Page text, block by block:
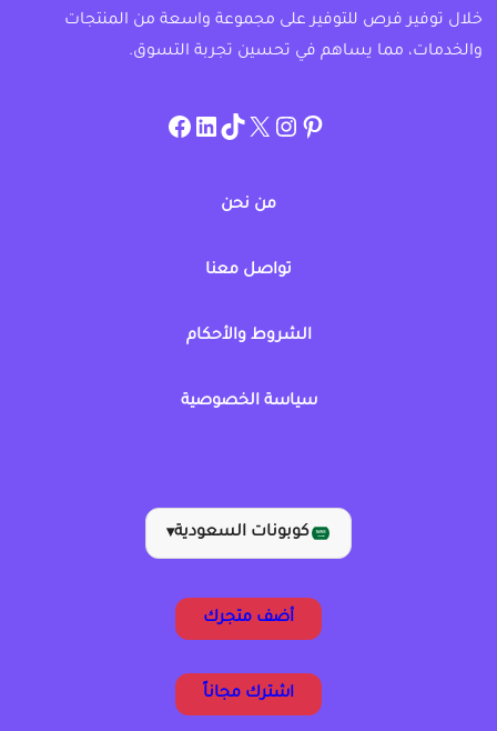
خلال توفير فرص للتوفير على مجموعة واسعة من المنتجات
والخدمات، مما يساهم في تحسين تجربة التسوق.
pinterest
allcouponat
twitter
TikTok
linkedin
facebook
من نحن
تواصل معنا
الشروط والأحكام
سياسة الخصوصية
كوبونات السعودية▾
أضف متجرك
اشترك مجاناً